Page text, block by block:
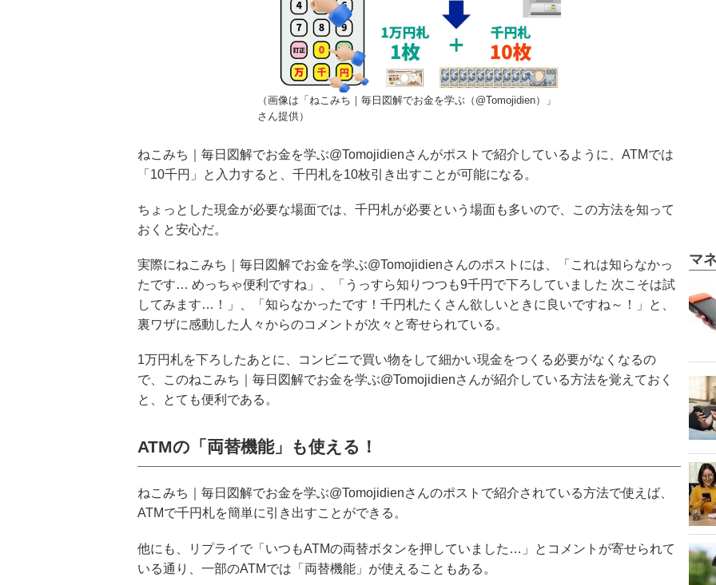
（画像は「ねこみち｜毎日図解でお金を学ぶ（@Tomojidien）」
さん提供）
ねこみち｜毎日図解でお金を学ぶ@Tomojidienさんがポストで紹介しているように、ATMでは
「10千円」と入力すると、千円札を10枚引き出すことが可能になる。
ちょっとした現金が必要な場面では、千円札が必要という場面も多いので、この方法を知って
おくと安心だ。
実際にねこみち｜毎日図解でお金を学ぶ@Tomojidienさんのポストには、「これは知らなかっ
たです… めっちゃ便利ですね」、「うっすら知りつつも9千円で下ろしていました 次こそは試
してみます…！」、「知らなかったです！千円札たくさん欲しいときに良いですね～！」と、
裏ワザに感動した人々からのコメントが次々と寄せられている。
1万円札を下ろしたあとに、コンビニで買い物をして細かい現金をつくる必要がなくなるの
で、このねこみち｜毎日図解でお金を学ぶ@Tomojidienさんが紹介している方法を覚えておく
と、とても便利である。
ATMの「両替機能」も使える！
ねこみち｜毎日図解でお金を学ぶ@Tomojidienさんのポストで紹介されている方法で使えば、
ATMで千円札を簡単に引き出すことができる。
他にも、リプライで「いつもATMの両替ボタンを押していました…」とコメントが寄せられて
いる通り、一部のATMでは「両替機能」が使えることもある。
マ